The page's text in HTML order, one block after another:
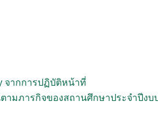
จากการปฏิบัติหน้าที่
ามภารกิจของสถานศึกษาประจำปีง